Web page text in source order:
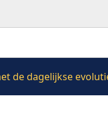
de dagelijkse